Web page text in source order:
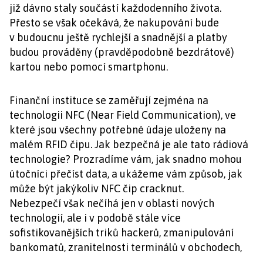
již dávno staly součástí každodenního života.
Přesto se však očekává, že nakupování bude
v budoucnu ještě rychlejší a snadnější a platby
budou prováděny (pravděpodobně bezdrátově)
kartou nebo pomocí smartphonu.
Finanční instituce se zaměřují zejména na
technologii NFC (Near Field Communication), ve
které jsou všechny potřebné údaje uloženy na
malém RFID čipu. Jak bezpečná je ale tato rádiová
technologie? Prozradíme vám, jak snadno mohou
útočníci přečíst data, a ukážeme vám způsob, jak
může být jakýkoliv NFC čip cracknut.
Nebezpečí však nečíhá jen v oblasti nových
technologií, ale i v podobě stále více
sofistikovanějších triků hackerů, zmanipulování
bankomatů, zranitelnosti terminálů v obchodech,